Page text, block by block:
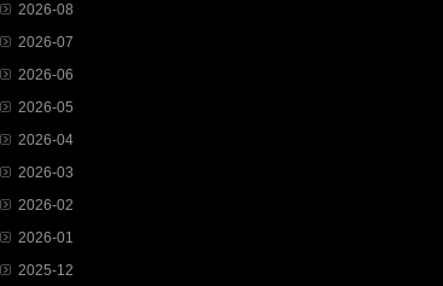
2026-08
2026-07
2026-06
2026-05
2026-04
2026-03
2026-02
2026-01
2025-12